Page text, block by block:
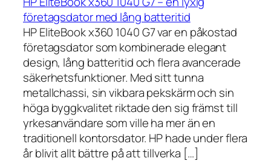
företagsdator med lång batteritid
HP EliteBook x360 1040 G7 var en påkostad
företagsdator som kombinerade elegant
design, lång batteritid och flera avancerade
säkerhetsfunktioner. Med sitt tunna
metallchassi, sin vikbara pekskärm och sin
höga byggkvalitet riktade den sig främst till
yrkesanvändare som ville ha mer än en
traditionell kontorsdator. HP hade under flera
år blivit allt bättre på att tillverka […]